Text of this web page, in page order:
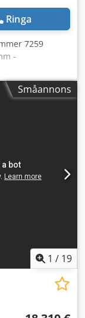
Ringa
7259
-
-
- antal knivar: 2
- övre
2,2 kW -
-
mm - vikt: ca
autoretur (med
Småannons
1 / 19